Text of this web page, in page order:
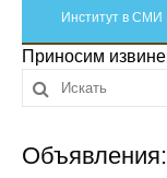
Институт в СМИ
Приносим
Объявления: